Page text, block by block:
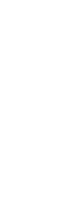
Cookies (
который также